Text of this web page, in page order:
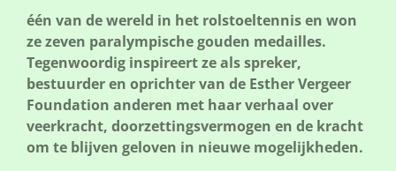
één van de wereld in het rolstoeltennis en won
ze zeven paralympische gouden medailles.
Tegenwoordig inspireert ze als spreker,
bestuurder en oprichter van de Esther Vergeer
Foundation anderen met haar verhaal over
veerkracht, doorzettingsvermogen en de kracht
om te blijven geloven in nieuwe mogelijkheden.